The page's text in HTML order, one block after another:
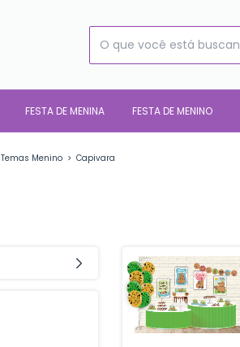
FESTA DE MENINA FESTA DE MENINO
Temas Menino > Capivara